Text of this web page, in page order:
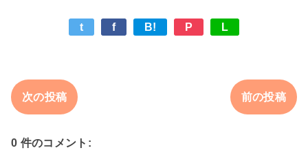
t f B! P L
次の投稿 前の投稿
0 件のコメント: